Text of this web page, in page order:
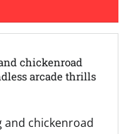
chickenroad
arcade thrills
and chickenroad